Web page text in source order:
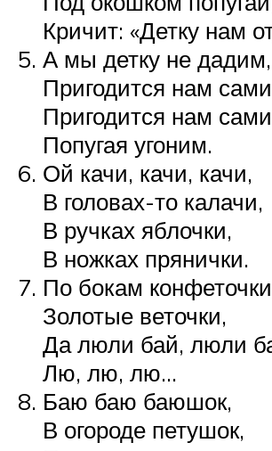
Кричит: «Детку нам
А мы детку не дадим,
Пригодится нам
Пригодится нам
Попугая угоним.
Ой качи, качи, качи,
В головах-то калачи,
В ручках яблочки,
В ножках прянички.
По бокам
Золотые веточки,
Да люли бай, люли
Лю, лю, лю…
Баю баю баюшок,
В огороде петушок,